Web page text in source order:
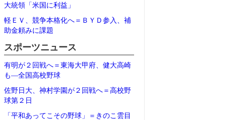
大統領「米国に利益」
軽ＥＶ、競争本格化へ＝ＢＹＤ参入、補
助金頼みに課題
スポーツニュース
有明が２回戦へ＝東海大甲府、健大高崎
も―全国高校野球
佐野日大、神村学園が２回戦へ＝高校野
球第２日
「平和あってこその野球」＝きのこ雲目